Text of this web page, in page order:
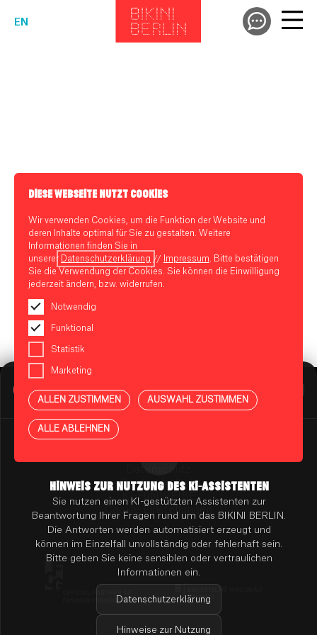
EN
BIKINI BERLIN Assistent
Online
HINWEIS ZUR NUTZUNG DES KI-ASSISTENTEN
Sie nutzen einen KI-gestützten Assistenten zur
Beantwortung Ihrer Fragen rund um das BIKINI BERLIN.
Die Antworten werden automatisiert erzeugt und
können im Einzelfall unvollständig oder fehlerhaft sein.
Bitte geben Sie keine sensiblen oder vertraulichen
Informationen ein.
Datenschutzerklärung
Hinweise zur Nutzung
DIESE WEBSEITE NUTZT COOKIES
Wir verwenden Cookies, um die Funktion der Website und
deren Inhalte optimal für Sie zu gestalten. Weitere
Informationen finden Sie in
unserer
Datenschutzerklärung // Impressum . Bitte bestätigen
Sie die Verwendung der Cookies. Sie können die Einwilligung
jederzeit ändern, bzw. widerrufen.
Notwendig
Funktional
Statistik
Marketing
ALLEN ZUSTIMMEN AUSWAHL ZUSTIMMEN
ALLE ABLEHNEN
Presse
Barrierefreiheit
KI-HINWEISE
Cookie Einstellungen